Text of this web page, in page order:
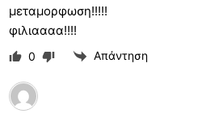
μεταμορφωση!!!!!
φιλιαααα!!!!
0 Απάντηση